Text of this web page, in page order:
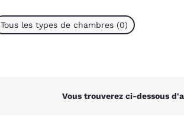
Tous les types de chambres (0)
Vous trouverez ci-dessous